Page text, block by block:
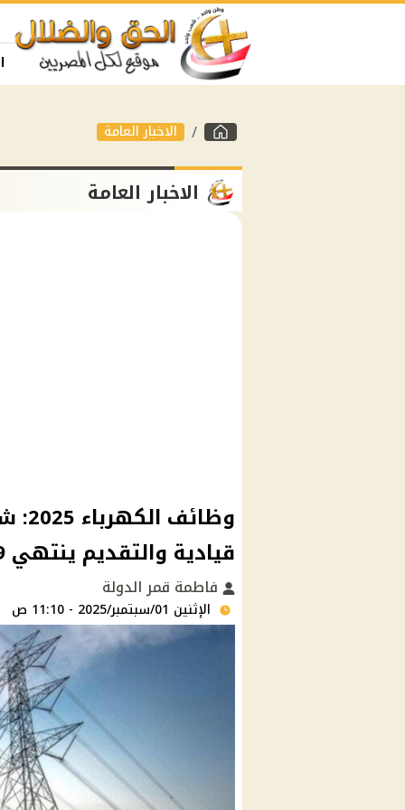
الاخبار العامة
الاخبار العامة
قيادية والتقديم ينتهي 9 نوفمبر
فاطمة قمر الدولة
الإثنين 01/سبتمبر/2025 - 11:10 ص